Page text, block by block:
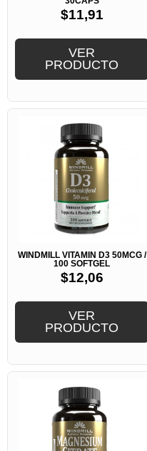
$11,91
VER
PRODUCTO
WINDMILL VITAMIN D3 50MCG /
100 SOFTGEL
$12,06
VER
PRODUCTO